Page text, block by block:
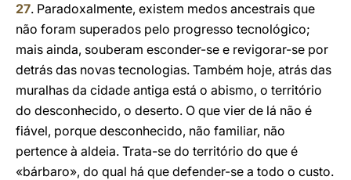
27. Paradoxalmente, existem medos ancestrais que
não foram superados pelo progresso tecnológico;
mais ainda, souberam esconder-se e revigorar-se por
detrás das novas tecnologias. Também hoje, atrás das
muralhas da cidade antiga está o abismo, o território
do desconhecido, o deserto. O que vier de lá não é
fiável, porque desconhecido, não familiar, não
pertence à aldeia. Trata-se do território do que é
«bárbaro», do qual há que defender-se a todo o custo.